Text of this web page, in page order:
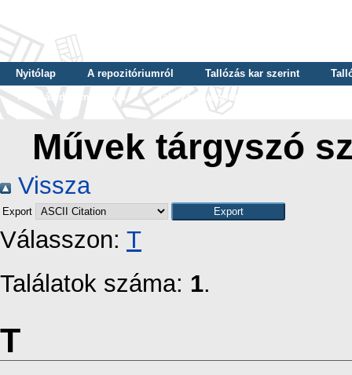
Nyitólap A repozitóriumról Tallózás kar szerint
Tallózás dátum szerint
Tallózás tudományterület szerint
Művek tárgyszó
Vissza
Export
Válasszon: T
Találatok száma: 1.
T